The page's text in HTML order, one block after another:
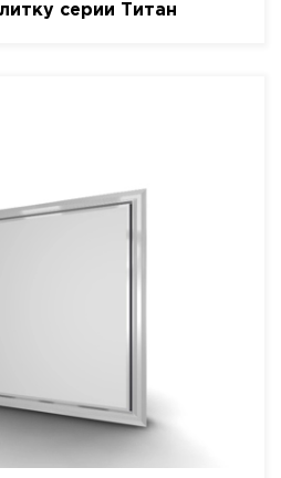
серии Титан